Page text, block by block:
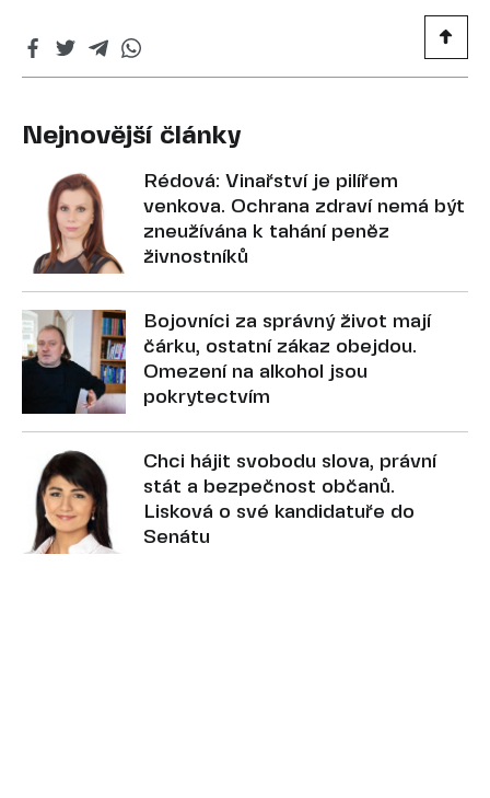
Nejnovější články
Rédová: Vinařství je pilířem
venkova. Ochrana zdraví nemá být
zneužívána k tahání peněz
živnostníků
Bojovníci za správný život mají
čárku, ostatní zákaz obejdou.
Omezení na alkohol jsou
pokrytectvím
Chci hájit svobodu slova, právní
stát a bezpečnost občanů.
Lisková o své kandidatuře do
Senátu